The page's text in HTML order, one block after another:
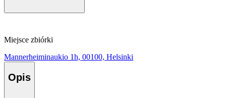
Miejsce zbiórki
Mannerheiminaukio 1h, 00100, Helsinki
Opis